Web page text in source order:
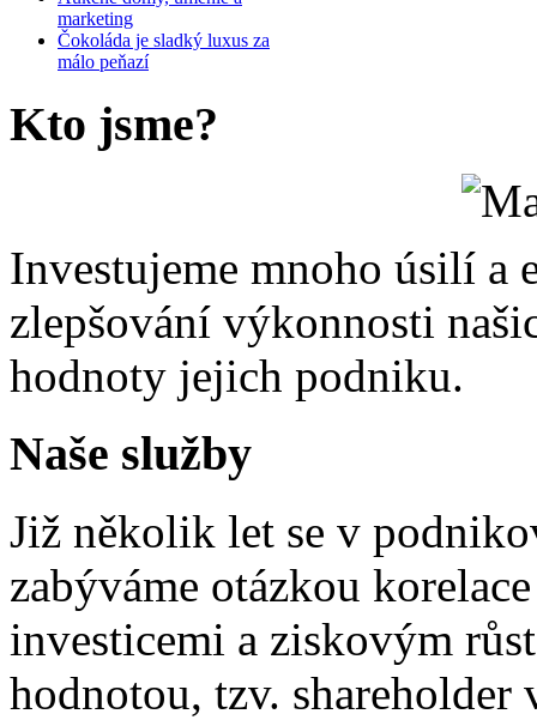
marketing
Čokoláda je sladký luxus za
málo peňazí
Kto jsme?
Investujeme mnoho úsilí a
zlepšování výkonnosti
hodnoty jejich podniku.
Naše služby
Již několik let se v
zabýváme otázkou
investicemi a ziskovým
hodnotou, tzv. shareholder